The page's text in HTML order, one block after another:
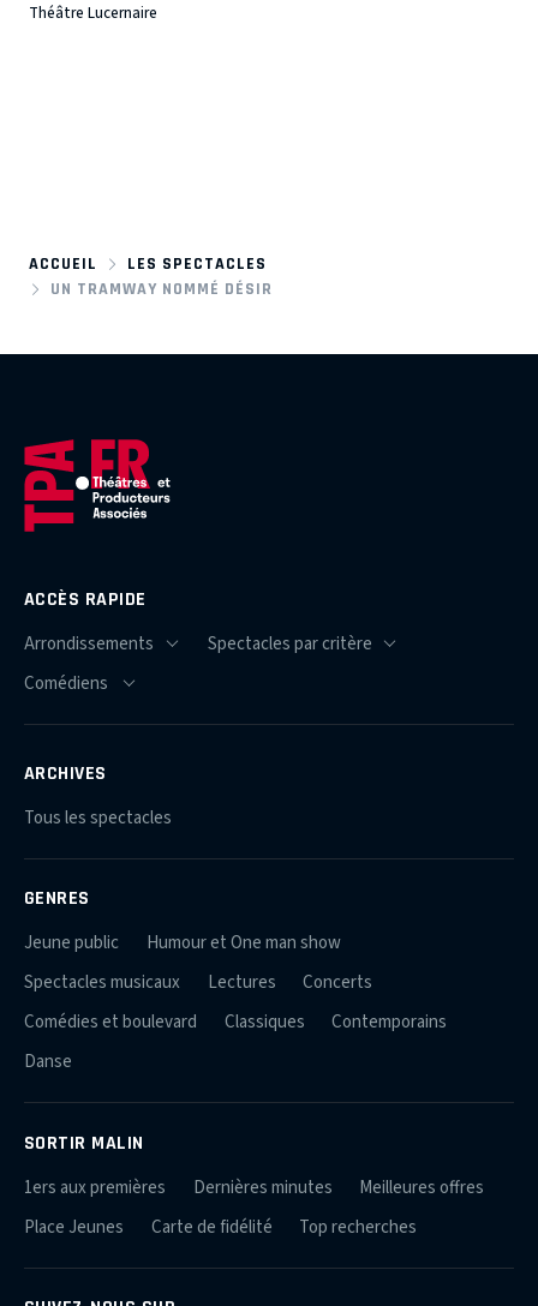
Théâtre Lucernaire
ACCUEIL
LES SPECTACLES
UN TRAMWAY NOMMÉ DÉSIR
ACCÈS RAPIDE
ARCHIVES
Tous les spectacles
GENRES
Jeune public
Humour et One man show
Spectacles musicaux
Lectures
Concerts
Comédies et boulevard
Classiques
Contemporains
Danse
SORTIR MALIN
1ers aux premières Dernières minutes
Meilleures offres
Place Jeunes
Carte de fidélité Top recherches